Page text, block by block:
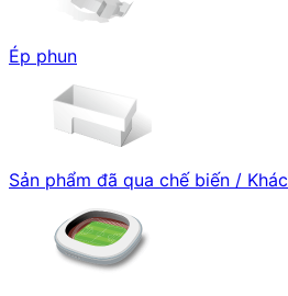
Ép phun
Sản phẩm đã qua chế biến / Khác